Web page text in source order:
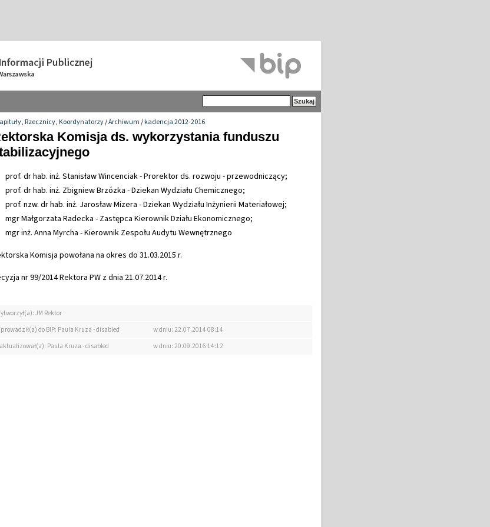
Rzecznicy, Koordynatorzy/Archiwum/kadencja 2012-2016
Komisja ds. wykorzystania funduszu
prof. dr hab. inż. Stanisław Wincenciak - Prorektor ds. rozwoju - przewodniczący;
prof. dr hab. inż. Zbigniew Brzózka - Dziekan Wydziału Chemicznego;
prof. nzw. dr hab. inż. Jarosław Mizera - Dziekan Wydziału Inżynierii Materiałowej;
mgr Małgorzata Radecka - Zastępca Kierownik Działu Ekonomicznego;
mgr inż. Anna Myrcha - Kierownik Zespołu Audytu Wewnętrznego
Komisja powołana na okres do 31.03.2015 r.
nr 99/2014 Rektora PW z dnia 21.07.2014 r.
JM Rektor
do BIP: Paula Kruza - disabled
w dniu: 22.07.2014 08:14
Paula Kruza - disabled
w dniu: 20.09.2016 14:12